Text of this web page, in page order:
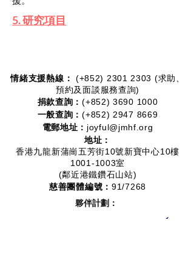
5. 研究項目
情緒支援熱線：​​ (+852) 2301 2303 (求助、
預約及面談服務查詢)
捐款查詢：(+852)3690 1000
一般查詢：(+852) 2947 8669
電郵地址： joyful@jmhf.org
地址：
香港九龍新蒲崗五芳街10號新寶中心10樓
1001-1003室
(鄰近港鐵鑽石山站)
慈善團體編號： 91/7268
夥伴計劃：